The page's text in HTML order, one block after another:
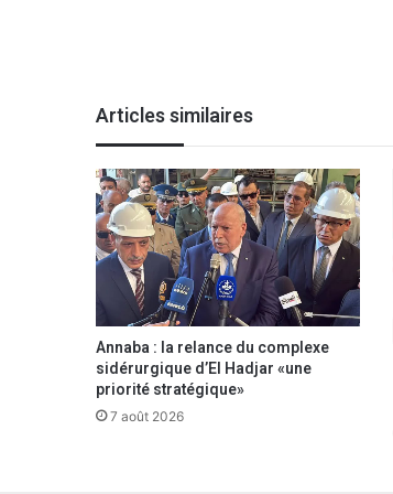
j
o
u
r
n
é
e
R
o
u
i
s
Articles similaires
Annaba : la relance du complexe
sidérurgique d’El Hadjar «une
priorité stratégique»
7 août 2026